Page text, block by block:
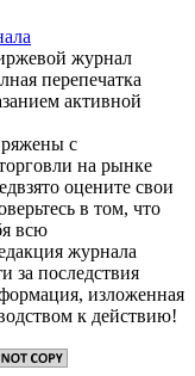
журнал
перепечатка
активной
с
на рынке
оцените свои
в том, что
всю
журнала
за последствия
изложенная
к действию!